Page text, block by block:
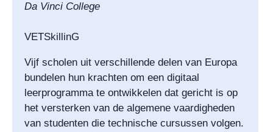
Da Vinci College
VETSkillinG
Vijf scholen uit verschillende delen van Europa
bundelen hun krachten om een digitaal
leerprogramma te ontwikkelen dat gericht is op
het versterken van de algemene vaardigheden
van studenten die technische cursussen volgen.